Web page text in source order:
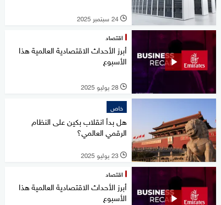
l 24 سبتمبر 2025
اقتصاد
أبرز الأحداث الاقتصادية العالمية هذا
الأسبوع
l 28 يوليو 2025
خاص
هل بدأ انقلاب بكين على النظام
الرقمي العالمي؟
l 23 يوليو 2025
اقتصاد
أبرز الأحداث الاقتصادية العالمية هذا
الأسبوع